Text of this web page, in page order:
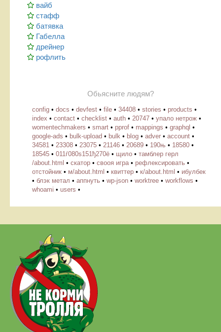
вайб
стафф
батявка
Габелла
дрейнер
рофлить
Обьясните людям?
config • docs • devfest • file • 34408 • stories • products •
index • contact • checklist • auth • 20747 • упало нетрож •
womentechmakers • smart • pprof • mappings • graphql •
google-ads • bulk-upload • bulk • blog • adver • account •
34581 • 23308 • 23075 • 21146 • 20689 • 190њ • 18580 •
18545 • 011ѓ080ѕ151ђ270ё • щило • тамблер герл
/about.html • скатор • свооя игра • рефлексировать •
отстойник • м/about.html • квиттер • к/about.html • ибулбек
• блэк метал • аппнуть • wp-json • worktree • workflows •
whoami • users •